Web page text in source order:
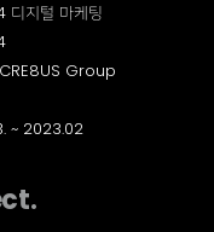
디지털 마케팅
Group
~ 2023.02